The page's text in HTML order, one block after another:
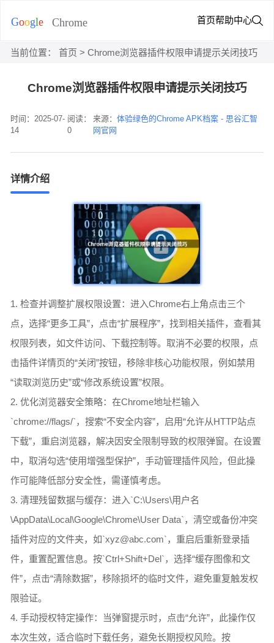
首页帮助中心
当前位置： 首页 > Chrome浏览器插件权限申请提示关闭技巧
Chrome浏览器插件权限申请提示关闭技巧
时间：2025-07-
14
阅读：
0
来源：体验绿色的Chrome APK档案 - 思谷汇智
网官网
详情介绍
1. 检查并调整扩展权限设置：进入Chrome右上角点击三个
点，选择“更多工具”，点击“扩展程序”，找到相关插件，查看其
权限列表，如文件访问、下载控制等。取消不必要的权限，点
击插件详情页的“关闭”按钮，移除非核心功能权限，例如禁用
“读取浏览历史”或“修改系统设置”权限。
2. 优化浏览器安全策略：在Chrome地址栏输入
`chrome://flags/`，搜索“不安全内容”，启用“允许从HTTP站点
下载”，重启浏览器，解决因安全限制导致的权限弹窗。在设置
中，取消勾选“使用增强型保护”，手动管理插件风险，但此操
作可能降低部分安全性，需谨慎考虑。
3. 清理残留数据与缓存：进入`C:\Users\用户名
\AppData\Local\Google\Chrome\User Data`，清空或备份冲突
插件对应的文件夹，如`xyz@abc.com`，重启后重新登录插
件，重置配置信息。按`Ctrl+Shift+Del`，选择“缓存图像和文
件”，点击“清除数据”，移除损坏的临时文件，避免重复触发权
限验证。
4. 手动授权特定操作：当弹窗提示时，点击“允许”，此操作仅
本次生效，适合临时下载任务，避免长期授权风险。按